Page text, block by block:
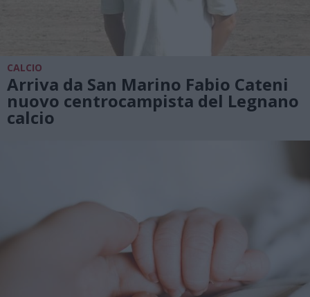
CALCIO
Arriva da San Marino Fabio Cateni
nuovo centrocampista del Legnano
calcio